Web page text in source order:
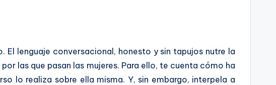
lenguaje conversacional, honesto y sin tapujos nutre la
las que pasan las mujeres. Para ello, te cuenta cómo ha
lo realiza sobre ella misma. Y, sin embargo, interpela a